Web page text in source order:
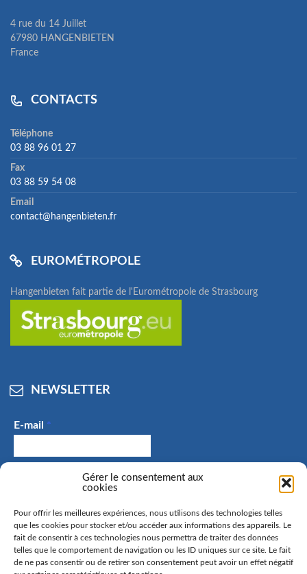
Gérer le consentement aux
cookies
Pour offrir les meilleures expériences, nous utilisons des technologies telles
que les cookies pour stocker et/ou accéder aux informations des appareils. Le
fait de consentir à ces technologies nous permettra de traiter des données
telles que le comportement de navigation ou les ID uniques sur ce site. Le fait
de ne pas consentir ou de retirer son consentement peut avoir un effet négatif
4 rue du 14 Juillet
67980 HANGENBIETEN
France
CONTACTS
Téléphone
03 88 96 01 27
Fax
03 88 59 54 08
Email
contact@hangenbieten.fr
EUROMÉTROPOLE
Hangenbieten fait partie de l'Eurométropole de Strasbourg
NEWSLETTER
E-mail *
J'accepte de recevoir des e-mails et confirme avoir
pris connaissance de la politique de confidentialité.
La commune de Hangenbieten collecte votre adresse mail